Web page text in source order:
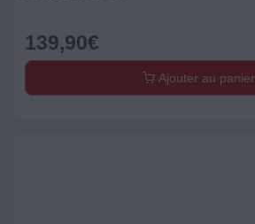
139,90€
Ajouter au panier